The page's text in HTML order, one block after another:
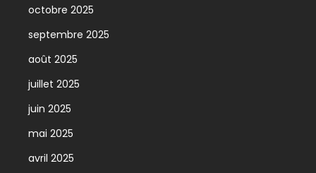
octobre 2025
septembre 2025
août 2025
juillet 2025
juin 2025
mai 2025
avril 2025